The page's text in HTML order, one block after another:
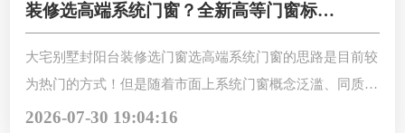
装修选高端系统门窗？全新高等门窗标准
看懂就选对！
大宅别墅封阳台装修选门窗选高端系统门窗的思路是目前较
为热门的方式！但是随着市面上系统门窗概念泛滥、同质化
严重，新手装修业主很难分清好坏，只靠价格判断，最后大
2026-07-30 19:04:16